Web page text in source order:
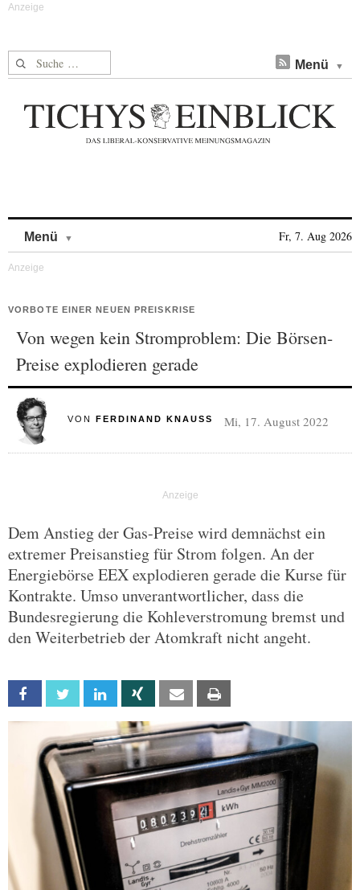
Suche nach: Menü
Menü Fr, 7. Aug 2026
VORBOTE EINER NEUEN PREISKRISE
Von wegen kein Stromproblem: Die Börsen-
Preise explodieren gerade
VON FERDINAND KNAUSS Mi, 17. August 2022
Dem Anstieg der Gas-Preise wird demnächst ein
extremer Preisanstieg für Strom folgen. An der
Energiebörse EEX explodieren gerade die Kurse für
Kontrakte. Umso unverantwortlicher, dass die
Bundesregierung die Kohleverstromung bremst und
den Weiterbetrieb der Atomkraft nicht angeht.
Facebook Twitter Linkedin Xing Email